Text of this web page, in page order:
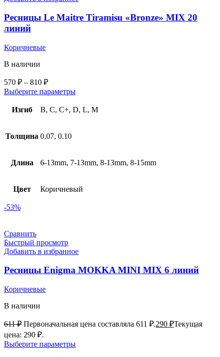
Ресницы Le Maitre Tiramisu «Bronze» MIX 20
линий
Коричневые
В наличии
570 ₽ – 810 ₽
Выберите параметры
Изгиб B, C, C+, D, L, M
Толщина 0.07, 0.10
Длина 6-13mm, 7-13mm, 8-13mm, 8-15mm
Цвет Коричневый
-53%
Сравнить
Быстрый просмотр
Добавить в избранное
Ресницы Enigma MOKKA MINI MIX 6 линий
Коричневые
В наличии
611₽ Первоначальная цена составляла 611 ₽.290 ₽Текущая
цена: 290 ₽.
Выберите параметры